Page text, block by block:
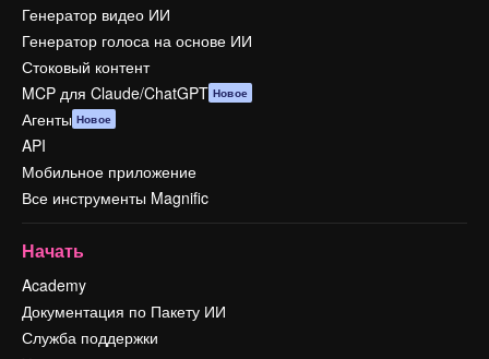
Генератор видео ИИ
Генератор голоса на основе ИИ
Стоковый контент
MCP для Claude/ChatGPT Новое
Агенты Новое
API
Мобильное приложение
Все инструменты Magnific
Начать
Academy
Документация по Пакету ИИ
Служба поддержки